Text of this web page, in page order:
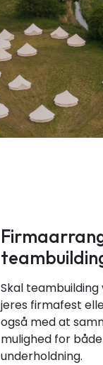
Skal
jeres firmafest
også med at
mulighed for
underholdning.